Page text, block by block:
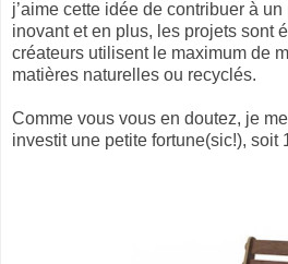
j’aime cette idée de contribuer à
inovant et en plus, les projets sont
créateurs utilisent le maximum de
matières naturelles ou recyclés.
Comme vous vous en doutez, je
investit une petite fortune(sic!), soit